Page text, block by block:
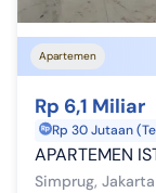
Apartemen
Rp 6,1 Miliar
Rp 30 Jutaan
APARTEMEN
Simprug,